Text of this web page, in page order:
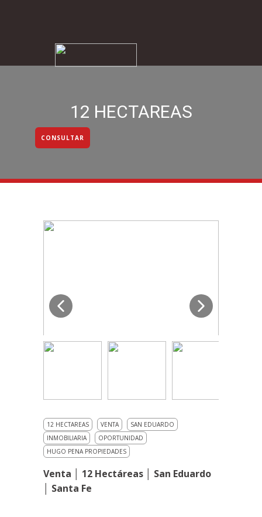
12 HECTAREAS
CONSULTAR
12 HECTAREAS VENTA
SAN EDUARDO
INMOBILIARIA
OPORTUNIDAD
HUGO PENA PROPIEDADES
Venta │ 12 Hectáreas │ San Eduardo
│ Santa Fe